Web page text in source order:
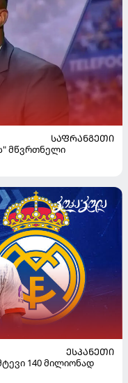
ᲡᲐᲤᲠᲐᲜᲒᲔᲗᲘ
მწვრთნელი
ᲔᲡᲞᲐᲜᲔᲗᲘ
140 მილიონად